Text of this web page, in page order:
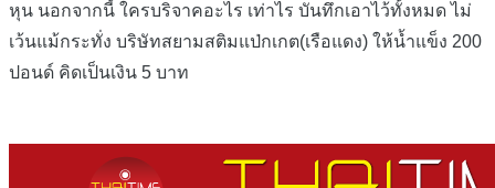
หุน นอกจากนี้ ใครบริจาคอะไร เท่าไร บันทึกเอาไว้ทั้งหมด ไม่
เว้นแม้กระทั่ง บริษัทสยามสติมแป่กเกต(เรือแดง) ให้น้ำแข็ง 200
ปอนด์ คิดเป็นเงิน 5 บาท